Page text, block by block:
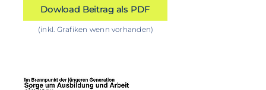
Dowload Beitrag als PDF
(inkl. Grafiken wenn vorhanden)